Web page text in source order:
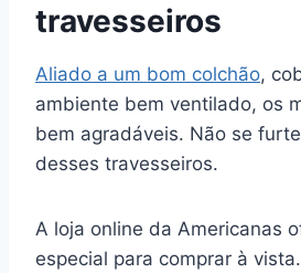
travesseiros
Aliado a um bom colchão,
ambiente bem ventilado, os
bem agradáveis. Não se
desses travesseiros.
A loja online da Americanas
especial para comprar à